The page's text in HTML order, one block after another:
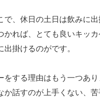
で、休日の土日は飲みに
かれば、とても良いキッ
出掛けるのがです。
をする理由はもう一つあ
か話すのが上手くない、